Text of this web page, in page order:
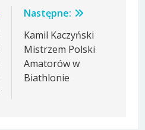
Następne:
Kamil Kaczyński
Mistrzem Polski
Amatorów w
Biathlonie